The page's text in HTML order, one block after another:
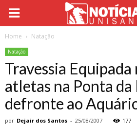
Home Natação
Natação
Travessia
atletas na Ponta da
defronte ao
por Dejair dos Santos - 25/08/2007 177